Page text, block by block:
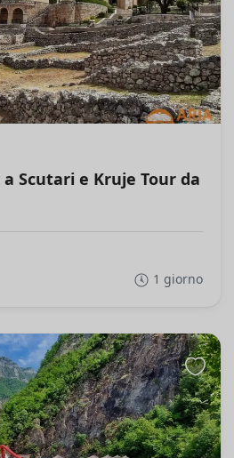
Scutari e Kruje Tour da
1 giorno